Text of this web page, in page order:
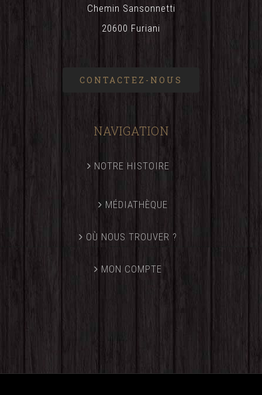
Chemin Sansonnetti
20600 Furiani
CONTACTEZ-NOUS
NAVIGATION
NOTRE HISTOIRE
MÉDIATHÈQUE
OÙ NOUS TROUVER ?
MON COMPTE